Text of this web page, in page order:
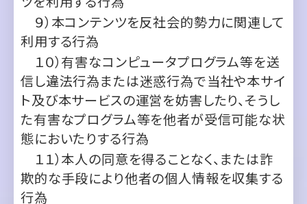
信し違法行為または迷惑行為で当社や本サイ
ト及び本サービスの運営を妨害したり、そうし
た有害なプログラム等を他者が受信可能な状
態においたりする行為
１１）本人の同意を得ることなく、または詐
欺的な手段により他者の個人情報を収集する
行為
１２）自己または他者の個人情報を開示す
る行為
１３）当社から適切な許諾を得ることなく、他